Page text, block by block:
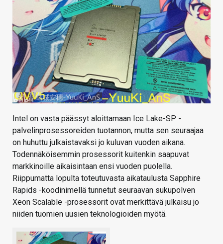
VAIHDA TEEMA
HAKU
Intel on vasta päässyt aloittamaan Ice Lake-SP -
palvelinprosessoreiden tuotannon, mutta sen seuraajaa
on huhuttu julkaistavaksi jo kuluvan vuoden aikana.
Todennäköisemmin prosessorit kuitenkin saapuvat
markkinoille aikaisintaan ensi vuoden puolella.
Riippumatta lopulta toteutuvasta aikataulusta Sapphire
Rapids -koodinimellä tunnetut seuraavan sukupolven
Xeon Scalable -prosessorit ovat merkittävä julkaisu jo
niiden tuomien uusien teknologioiden myötä.